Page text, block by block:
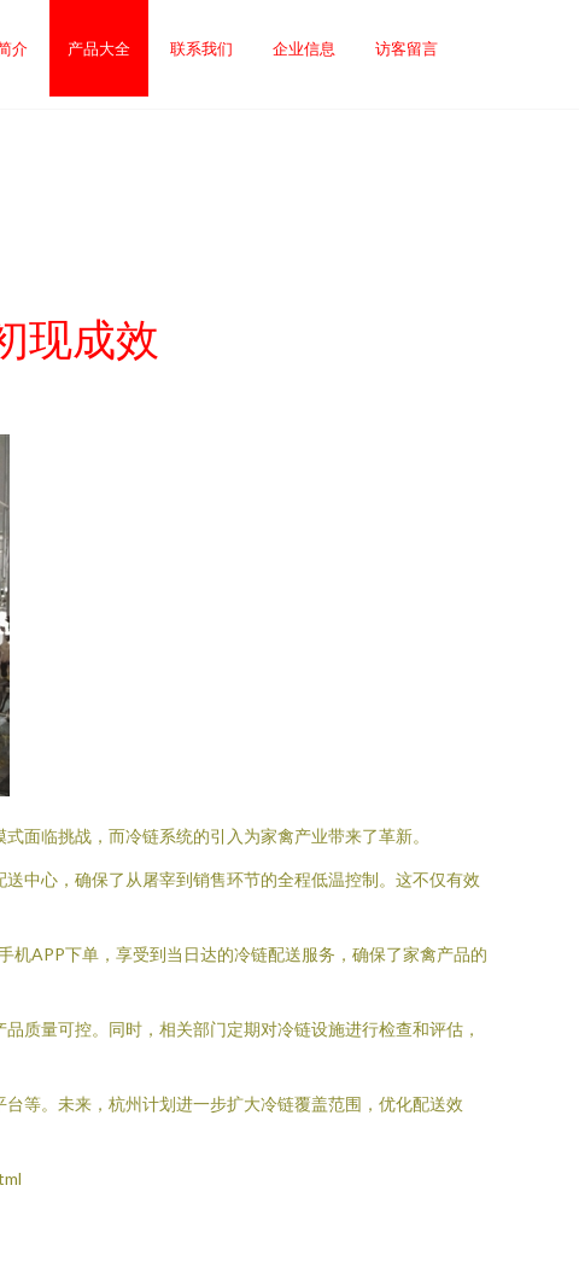
介 产品大全 联系我们 企业信息 访客留言
现成效
面临挑战，而冷链系统的引入为家禽产业带来了革新。
中心，确保了从屠宰到销售环节的全程低温控制。这不仅有效
机APP下单，享受到当日达的冷链配送服务，确保了家禽产品的
质量可控。同时，相关部门定期对冷链设施进行检查和评估，
等。未来，杭州计划进一步扩大冷链覆盖范围，优化配送效